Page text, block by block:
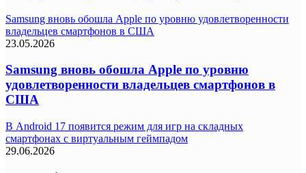
Samsung вновь обошла Apple по уровню удовлетворенности
владельцев смартфонов в США
23.05.2026
Samsung вновь обошла Apple по уровню
удовлетворенности владельцев смартфонов в
США
В Android 17 появится режим для игр на складных
смартфонах с виртуальным геймпадом
29.06.2026